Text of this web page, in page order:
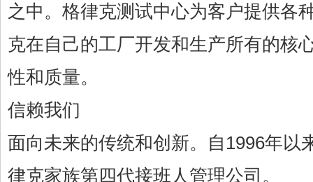
之中。格律克测试中心为客户提供各
克在自己的工厂开发和生产所有的核
性和质量。
信赖我们
面向未来的传统和创新。自1996年以
律克家族第四代接班人管理公司。